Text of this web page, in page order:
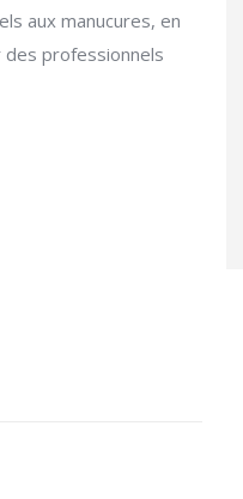
aux manucures, en
professionnels